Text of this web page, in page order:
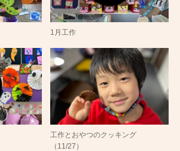
1月工作
工作とおやつのクッキング
（11/27）